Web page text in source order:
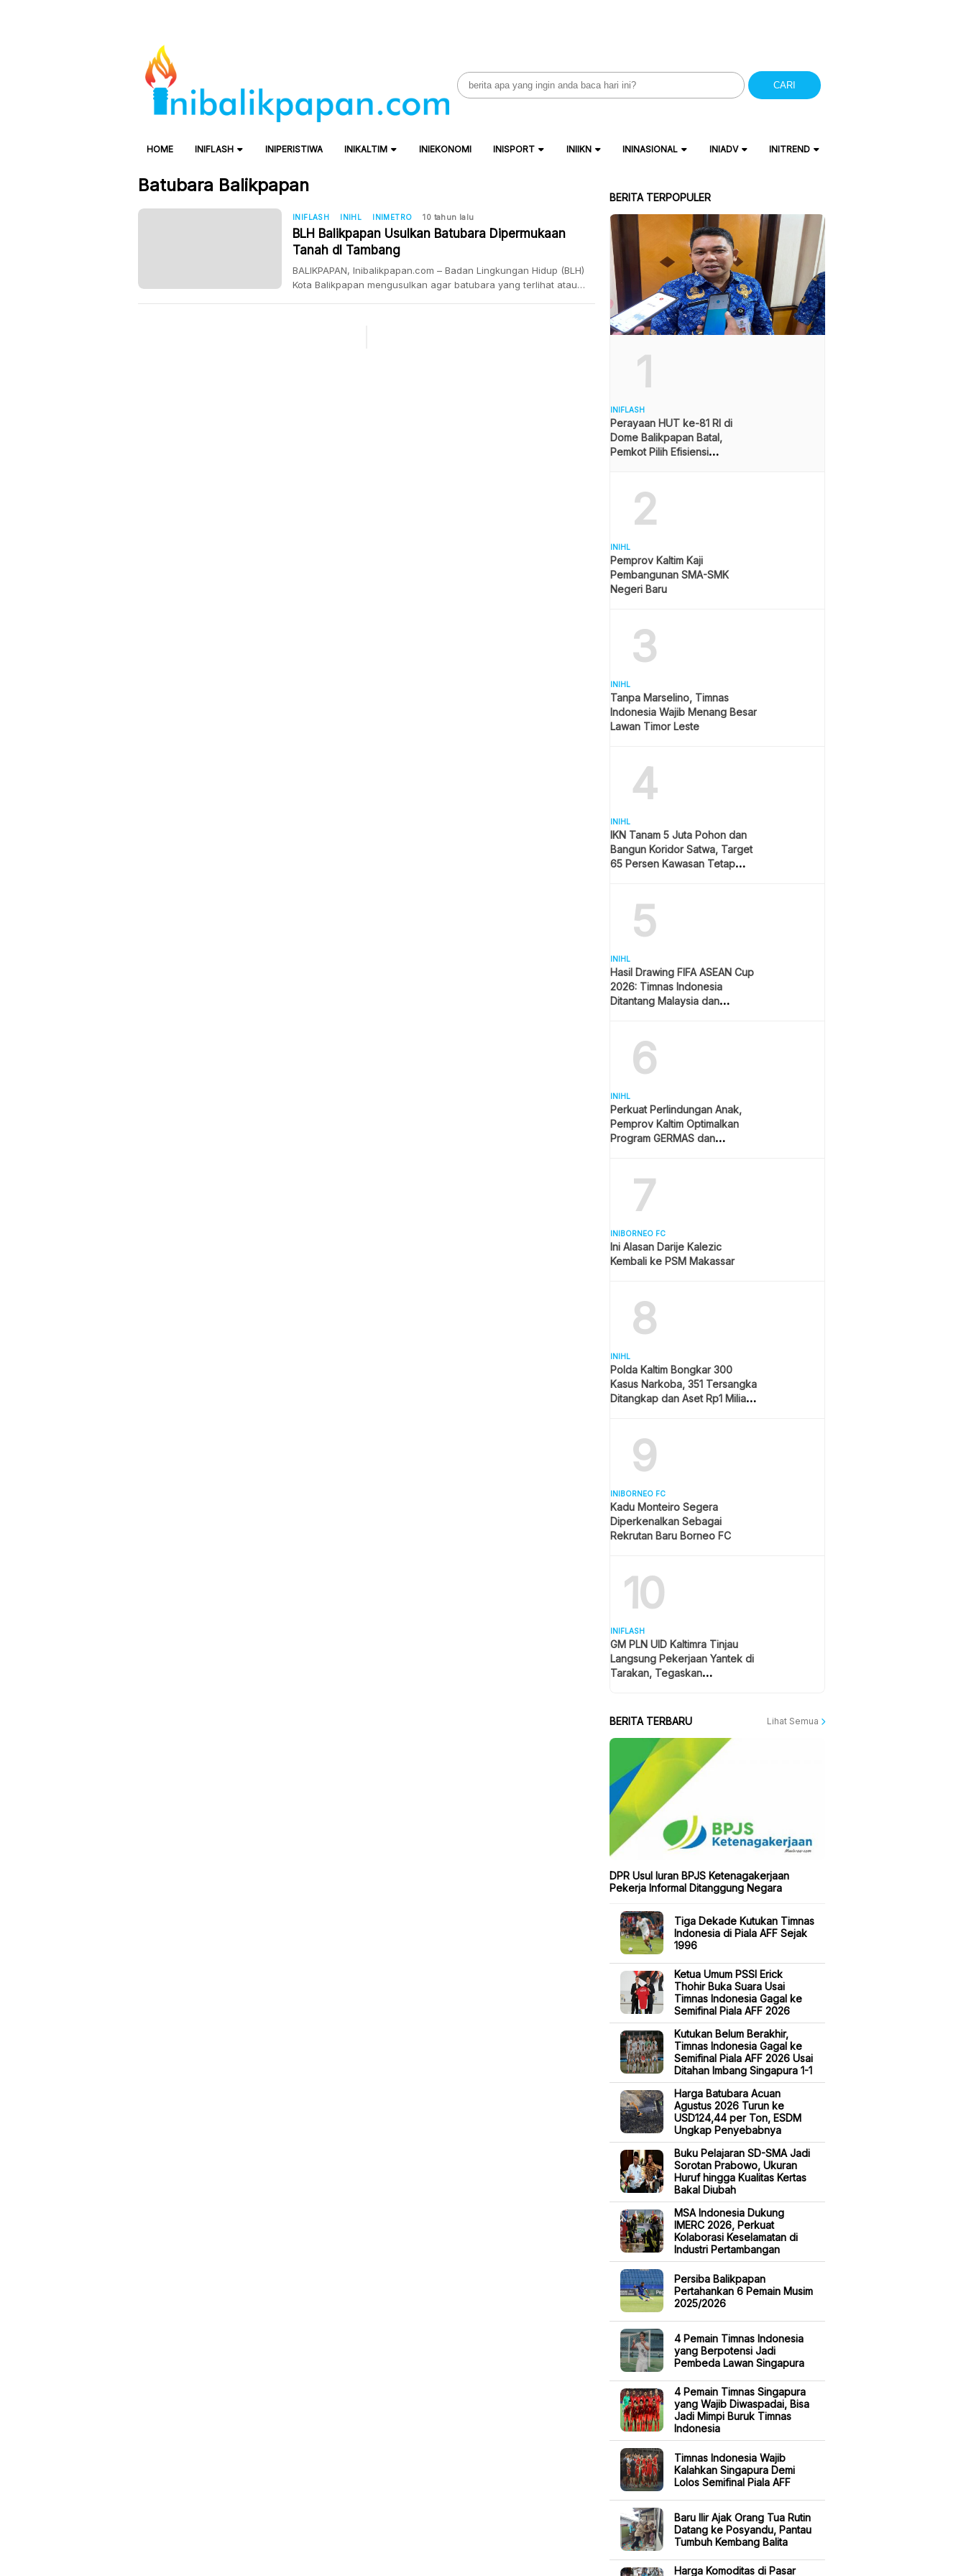
Search
for:
CARI
HOME INIFLASH INIPERISTIWA INIKALTIM INIEKONOMI INISPORT INIIKN ININASIONAL INIADV INITREND
Batubara Balikpapan
INIFLASH INIHL INIMETRO 10 tahun lalu
BLH Balikpapan Usulkan Batubara Dipermukaan
Tanah dI Tambang
BALIKPAPAN, Inibalikpapan.com – Badan Lingkungan Hidup (BLH)
Kota Balikpapan mengusulkan agar batubara yang terlihat atau
BERITA TERPOPULER
1
INIFLASH
Perayaan HUT ke-81 RI di
Dome Balikpapan Batal,
Pemkot Pilih Efisiensi
2
INIHL
Pemprov Kaltim Kaji
Pembangunan SMA-SMK
Negeri Baru
3
INIHL
Tanpa Marselino, Timnas
Indonesia Wajib Menang Besar
Lawan Timor Leste
4
INIHL
IKN Tanam 5 Juta Pohon dan
Bangun Koridor Satwa, Target
65 Persen Kawasan Tetap
5
INIHL
Hasil Drawing FIFA ASEAN Cup
2026: Timnas Indonesia
Ditantang Malaysia dan
6
INIHL
Perkuat Perlindungan Anak,
Pemprov Kaltim Optimalkan
Program GERMAS dan
7
INIBORNEO FC
Ini Alasan Darije Kalezic
Kembali ke PSM Makassar
8
INIHL
Polda Kaltim Bongkar 300
Kasus Narkoba, 351 Tersangka
Ditangkap dan Aset Rp1 Miliar
9
INIBORNEO FC
Kadu Monteiro Segera
Diperkenalkan Sebagai
Rekrutan Baru Borneo FC
10
INIFLASH
GM PLN UID Kaltimra Tinjau
Langsung Pekerjaan Yantek di
Tarakan, Tegaskan
BERITA TERBARU Lihat Semua
DPR Usul Iuran BPJS Ketenagakerjaan
Pekerja Informal Ditanggung Negara
Tiga Dekade Kutukan Timnas
Indonesia di Piala AFF Sejak
1996
Ketua Umum PSSI Erick
Thohir Buka Suara Usai
Timnas Indonesia Gagal ke
Semifinal Piala AFF 2026
Kutukan Belum Berakhir,
Timnas Indonesia Gagal ke
Semifinal Piala AFF 2026 Usai
Ditahan Imbang Singapura 1-1
Harga Batubara Acuan
Agustus 2026 Turun ke
USD124,44 per Ton, ESDM
Ungkap Penyebabnya
Buku Pelajaran SD-SMA Jadi
Sorotan Prabowo, Ukuran
Huruf hingga Kualitas Kertas
Bakal Diubah
MSA Indonesia Dukung
IMERC 2026, Perkuat
Kolaborasi Keselamatan di
Industri Pertambangan
Persiba Balikpapan
Pertahankan 6 Pemain Musim
2025/2026
4 Pemain Timnas Indonesia
yang Berpotensi Jadi
Pembeda Lawan Singapura
4 Pemain Timnas Singapura
yang Wajib Diwaspadai, Bisa
Jadi Mimpi Buruk Timnas
Indonesia
Timnas Indonesia Wajib
Kalahkan Singapura Demi
Lolos Semifinal Piala AFF
Baru Ilir Ajak Orang Tua Rutin
Datang ke Posyandu, Pantau
Tumbuh Kembang Balita
Harga Komoditas di Pasar